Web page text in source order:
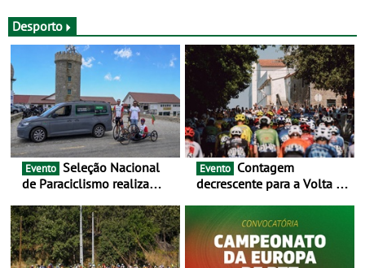
Desporto
Evento
de Paraciclismo realiza
preparação para o
Campeonato do Mundo
Evento
decrescente para a Volta a
as 17 equipas de 2026